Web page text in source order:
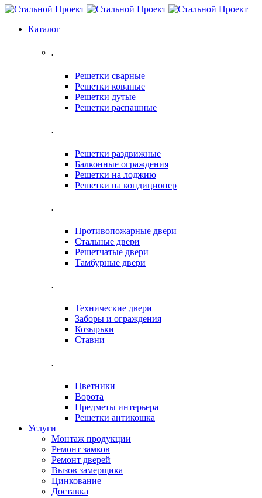
Каталог
.
Решетки сварные
Решетки кованые
Решетки дутые
Решетки распашные
.
Решетки раздвижные
Балконные ограждения
Решетки на лоджию
Решетки на кондиционер
.
Противопожарные двери
Стальные двери
Решетчатые двери
Тамбурные двери
.
Технические двери
Заборы и ограждения
Козырьки
Ставни
.
Цветники
Ворота
Предметы интерьера
Решетки антикошка
Услуги
Монтаж продукции
Ремонт замков
Ремонт дверей
Вызов замерщика
Цинкование
Доставка